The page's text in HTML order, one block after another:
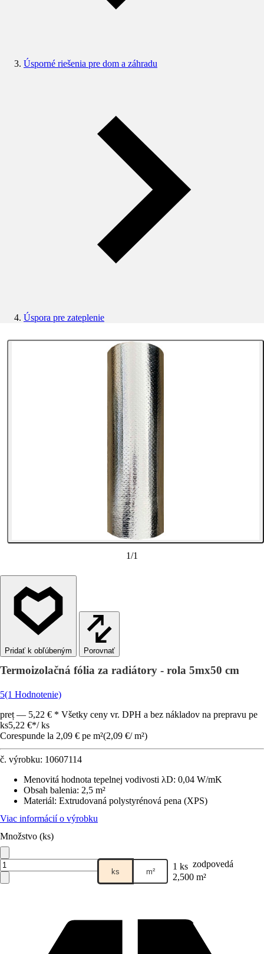
Úsporné riešenia pre dom a záhradu
Úspora pre zateplenie
1/1
Porovnať
Termoizolačná fólia za radiátory - rola 5mx50 cm
5(1 Hodnotenie)
preț — 5,22 € * Všetky ceny vr. DPH a bez nákladov na prepravu pe
ks5,22 €*/ ks
Corespunde la 2,09 € pe m²(2,09 €/ m²)
č. výrobku: 10607114
Menovitá hodnota tepelnej vodivosti λD: 0,04 W/mK
Obsah balenia: 2,5 m²
Materiál: Extrudovaná polystyrénová pena (XPS)
Viac informácií o výrobku
Množstvo (ks)
ks m² 1 ks zodpovedá
2,500 m²